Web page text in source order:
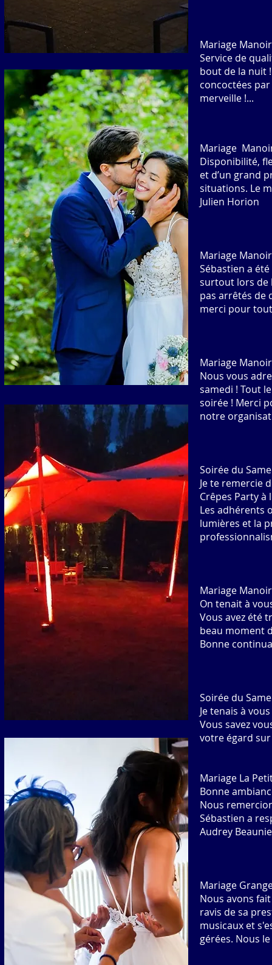
Mariage
Service de
bout de la nuit
concoctées
merveille !...
Mariage
Disponibilité,
et d’un grand
situations. Le
Julien Horion
Mariage
Sébastien a
surtout lors de
pas arrêtés de
merci pour
Mariage
Nous vous
samedi ! Tout
soirée ! Merci
notre
Soirée du
Je te remercie
Crêpes Party à
Les adhérents
lumières et la
Mariage
On tenait à
Vous avez été
beau moment
Bonne
Soirée du
Je tenais à
Vous savez
votre égard
Mariage La
Bonne
Nous
Sébastien a
Audrey
Mariage
Nous avons
ravis de sa
musicaux et
gérées. Nous